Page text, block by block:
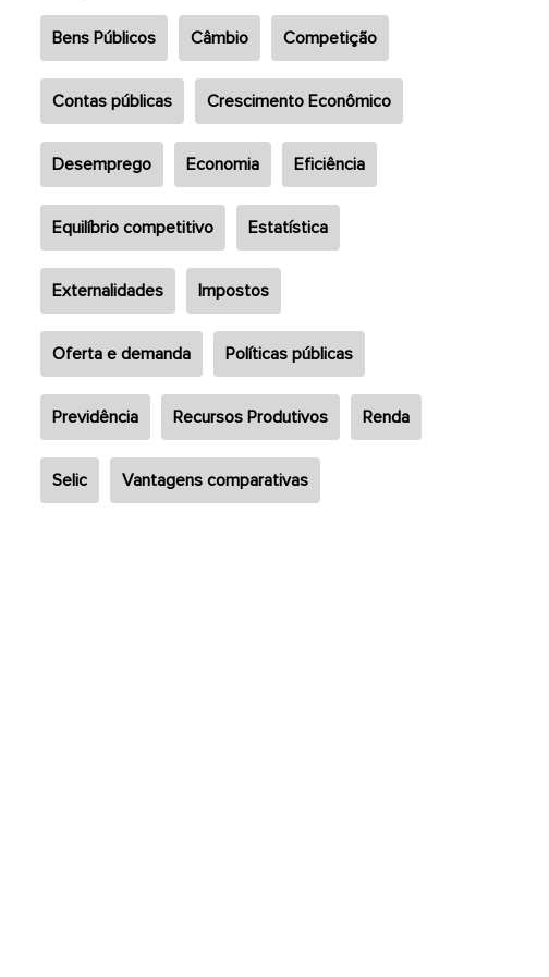
Bens Públicos Câmbio Competição
Contas públicas Crescimento Econômico
Desemprego Economia Eficiência
Equilíbrio competitivo Estatística
Externalidades Impostos
Oferta e demanda Políticas públicas
Previdência Recursos Produtivos Renda
Selic Vantagens comparativas